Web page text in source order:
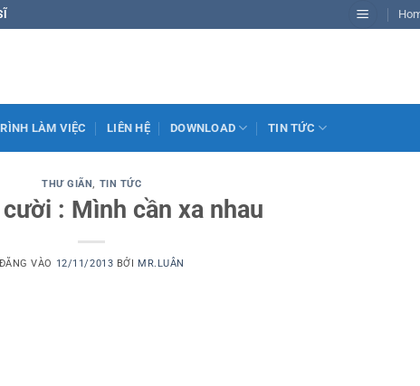
LÀM VIỆC LIÊN HỆ DOWNLOAD TIN TỨC
THƯ GIÃN, TIN TỨC
: Mình cần xa nhau
ĐĂNG VÀO 12/11/2013 BỞI MR.LUÂN